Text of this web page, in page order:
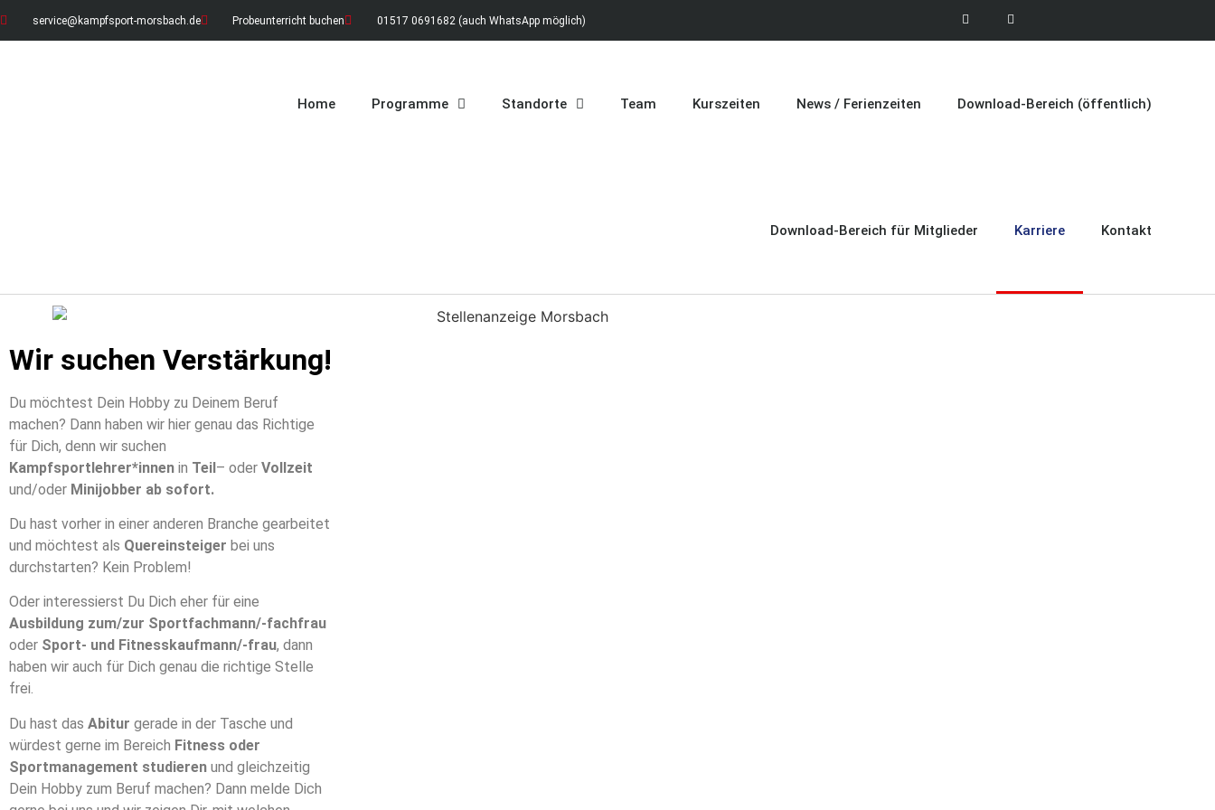
service@kampfsport-morsbach.de Probeunterricht buchen 01517 0691682 (auch WhatsApp möglich)
Home Programme Standorte Team Kurszeiten News / Ferienzeiten Download-Bereich (öffentlich)
Download-Bereich für Mitglieder Karriere Kontakt
Wir suchen Verstärkung!
Du möchtest Dein Hobby zu Deinem Beruf
machen? Dann haben wir hier genau das Richtige
für Dich, denn wir suchen
Kampfsportlehrer*innen in Teil– oder Vollzeit
und/oder Minijobber ab sofort.
Du hast vorher in einer anderen Branche gearbeitet
und möchtest als Quereinsteiger bei uns
durchstarten? Kein Problem!
Oder interessierst Du Dich eher für eine
Ausbildung zum/zur Sportfachmann/-fachfrau
oder Sport- und Fitnesskaufmann/-frau, dann
haben wir auch für Dich genau die richtige Stelle
frei.
Du hast das Abitur gerade in der Tasche und
würdest gerne im Bereich Fitness oder
Sportmanagement studieren und gleichzeitig
Dein Hobby zum Beruf machen? Dann melde Dich